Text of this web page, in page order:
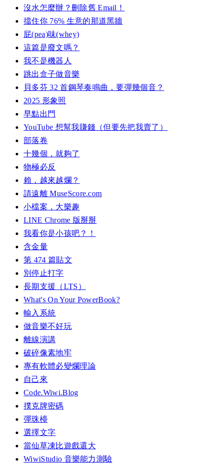
沒水怎麼辦？刪除舊 Email！
擋住你 76% 生意的那道黑牆
屁(pea)味(whey)
這篇是廢文嗎？
我不是機器人
跳出盒子做音樂
貝多芬 32 首鋼琴奏鳴曲，要彈幾個音？
2025 形象照
早點出門
YouTube 想幫我賺錢（但要先把我賣了）
部落卷
十幾個，就夠了
物極必反
賴，越來越爛？
請遠離 MuseScore.com
小檔案，大樂趣
LINE Chrome 版掰掰
我看你是小孩吧？！
含金量
第 474 篇貼文
別停止打字
長期支援（LTS）
What's On Your PowerBook?
輸入系統
做音樂不好玩
離線演講
破碎像素地牢
專有軟體必變爛理論
自己來
Code.Wiwi.Blog
撲克牌密碼
彈珠檯
選擇文字
當仙草凍比遊戲還大
WiwiStudio 音樂能力測驗